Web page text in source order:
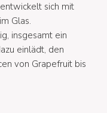
sich mit
Glas.
insgesamt ein
einlädt, den
von Grapefruit bis